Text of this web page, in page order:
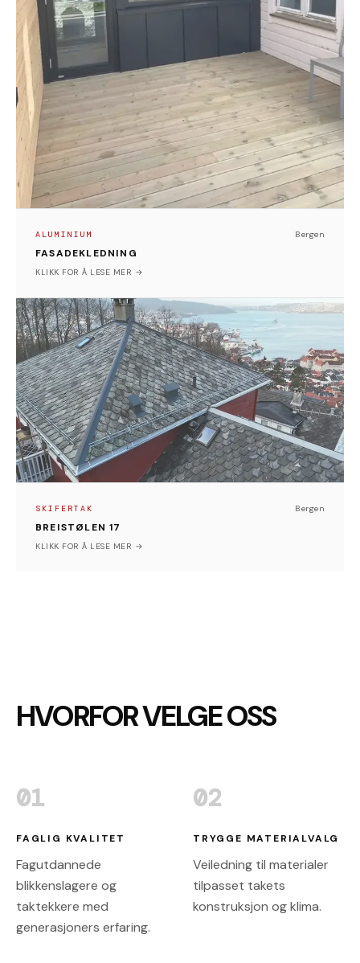
ALUMINIUM Bergen
FASADEKLEDNING
KLIKK FOR Å LESE MER →
Denne fargen og materialkvaliteten bidrar til et solid,
varig og estetisk helhetlig sluttprodukt.
SKIFERTAK Bergen
BREISTØLEN 17
KLIKK FOR Å LESE MER →
SKIFERTAK
BREISTØLEN 17
Rehabiliteringen av skifertaket er gjennomført som en
fullstendig oppbygging av takflaten fra grunnen av. All
eksisterende skifer, lekter, rekter og underlagspapp
ble først demontert og fjernet for å sikre et stabilt og
korrekt utgangspunkt.
Deretter er taket bygget opp på nytt med
Kunden har i tillegg fått levert og montert
HVORFOR VELGE OSS
01
FAGLIG KVALITET
Fagutdannede
blikkenslagere og
taktekkere med
generasjoners erfaring.
02
TRYGGE MATERIALVALG
Veiledning til materialer
tilpasset takets
konstruksjon og klima.